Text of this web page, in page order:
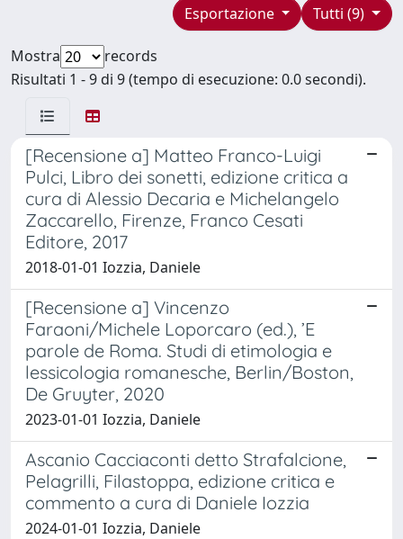
Tutti (9)
Esportazione
Mostra
records
Risultati 1 - 9 di 9 (tempo di esecuzione: 0.0 secondi).
[Recensione a] Matteo Franco-Luigi
Pulci, Libro dei sonetti, edizione critica a
cura di Alessio Decaria e Michelangelo
Zaccarello, Firenze, Franco Cesati
Editore, 2017
2018-01-01 Iozzia, Daniele
[Recensione a] Vincenzo
Faraoni/Michele Loporcaro (ed.), ’E
parole de Roma. Studi di etimologia e
lessicologia romanesche, Berlin/Boston,
De Gruyter, 2020
2023-01-01 Iozzia, Daniele
Ascanio Cacciaconti detto Strafalcione,
Pelagrilli, Filastoppa, edizione critica e
commento a cura di Daniele Iozzia
2024-01-01 Iozzia, Daniele